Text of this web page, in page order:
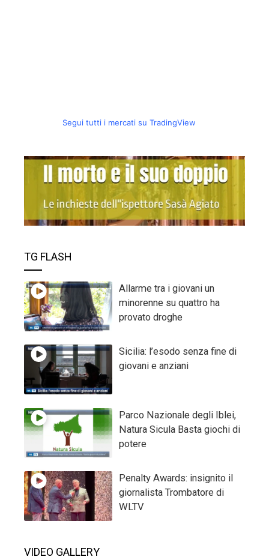
Segui tutti i mercati su TradingView
TG FLASH
Allarme tra i giovani un
minorenne su quattro ha
provato droghe
Sicilia: l’esodo senza fine di
giovani e anziani
Parco Nazionale degli Iblei,
Natura Sicula Basta giochi di
potere
Penalty Awards: insignito il
giornalista Trombatore di
WLTV
VIDEO GALLERY